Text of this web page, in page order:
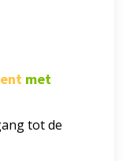
met
tot de